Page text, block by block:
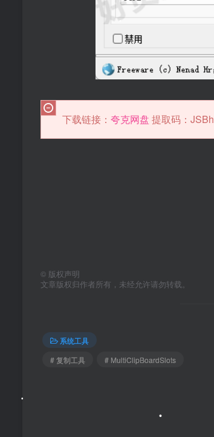
下载链接： 夸克网盘 提取码：JSBh
© 版权声明
文章版权归作者所有，未经允许请勿转载。
系统工具
# 复制工具
# MultiClipBoardSlots